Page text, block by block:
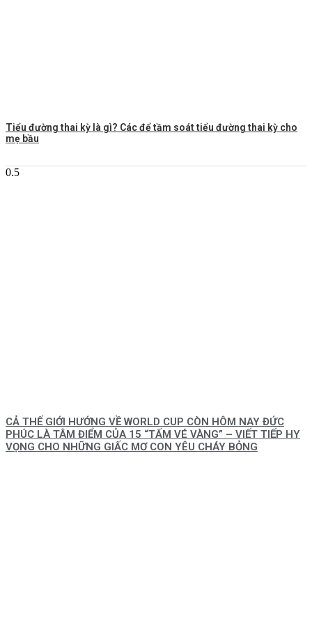
Tiểu đường thai kỳ là gì? Các để tầm soát tiểu đường thai kỳ cho
mẹ bầu
CẢ THẾ GIỚI HƯỚNG VỀ WORLD CUP CÒN HÔM NAY ĐỨC
PHÚC LÀ TÂM ĐIỂM CỦA 15 “TẤM VÉ VÀNG” – VIẾT TIẾP HY
VỌNG CHO NHỮNG GIẤC MƠ CON YÊU CHÁY BỎNG